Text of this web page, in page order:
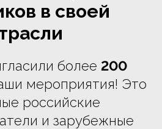
в своей
более 200
мероприятия! Это
российские
и зарубежные